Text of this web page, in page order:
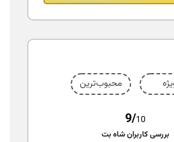
محبوب‌ترین
9/10
بررسی کاربران شاه بت